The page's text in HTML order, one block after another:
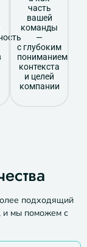
часть
вашей
команды
—
с глубоким
пониманием
контекста
и целей
компании
подходящий
и мы поможем с